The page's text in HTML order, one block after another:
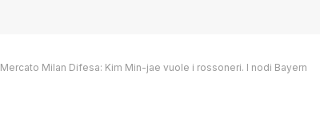
Mercato Milan Difesa: Kim Min-jae vuole i rossoneri. I nodi Bayern